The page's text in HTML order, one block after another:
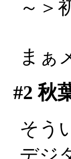
～＞
まぁ
#2 秋
そう